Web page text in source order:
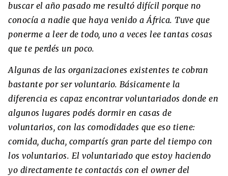
buscar el año pasado me resultó difícil porque no
conocía a nadie que haya venido a África. Tuve que
ponerme a leer de todo, uno a veces lee tantas cosas
que te perdés un poco.
Algunas de las organizaciones existentes te cobran
bastante por ser voluntario. Básicamente la
diferencia es capaz encontrar voluntariados donde en
algunos lugares podés dormir en casas de
voluntarios, con las comodidades que eso tiene:
comida, ducha, compartís gran parte del tiempo con
los voluntarios. El voluntariado que estoy haciendo
yo directamente te contactás con el owner del